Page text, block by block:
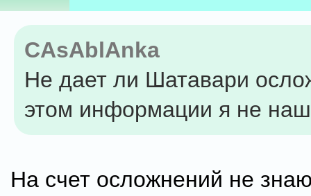
CAsAblAnka
Не дает ли Шатавари
этом информации я не
На счет осложнений не